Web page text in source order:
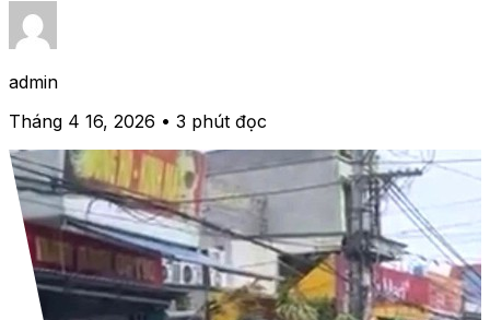
admin
Tháng 4 16, 2026 • 3 phút đọc